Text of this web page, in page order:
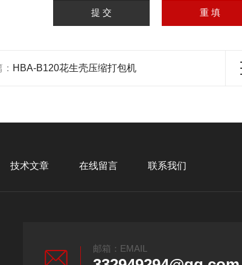
HBA-B120花生壳压缩打包机
技术文章 在线留言 联系我们
邮箱：EMAIL